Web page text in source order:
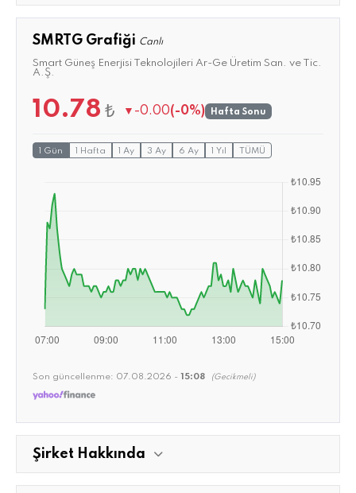
SMRTG Grafiği Canlı
Smart Güneş Enerjisi Teknolojileri Ar-Ge Üretim San. ve Tic.
A.Ş.
10.78 ₺ ▼ -0.00(-0%) Hafta Sonu
1 Gün 1 Hafta 1 Ay 3 Ay 6 Ay 1 Yıl TÜMÜ
Son güncellenme: 07.08.2026 - 15:08 (Gecikmeli)
Şirket Hakkında